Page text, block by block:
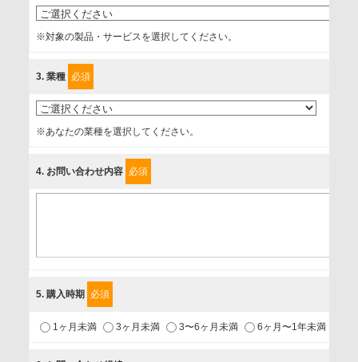
的、管理者、提供の有無、情報提供の任意性や権利について
確認し、当社への情報提供がお客様の懸念にならないよう
上げます。
事業者名
個人情報保護責任者
1.当社が取り扱う商品・サービスに関するご案内
2.当社が開催（主催・共催・協賛）するセミナーなど、各種イ
※対象の製品・サービスを選択してください。
3. 業種 必須
※あなたの業種を選択してください。
4. お問い合わせ内容 必須
5. 購入時期 必須
1ヶ月未満 3ヶ月未満 3〜6ヶ月未満 6ヶ月〜1年未満